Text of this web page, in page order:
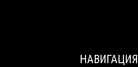
НАВИГАЦИЯ